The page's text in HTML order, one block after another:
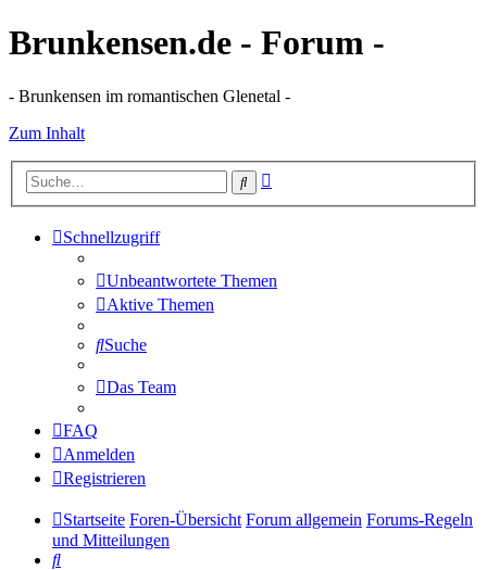
Brunkensen.de - Forum -
- Brunkensen im romantischen Glenetal -
Zum Inhalt
Suche
Schnellzugriff
Unbeantwortete Themen
Aktive Themen
Suche
Das Team
FAQ
Anmelden
Registrieren
Startseite Foren-Übersicht Forum allgemein Forums-Regeln
und Mitteilungen
Suche